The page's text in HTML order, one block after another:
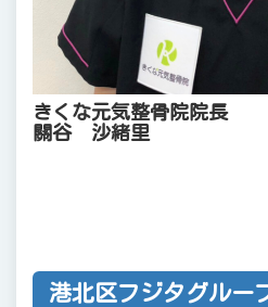
きくな元気整骨院院長
關谷 沙緒里
港北区フジタグルー